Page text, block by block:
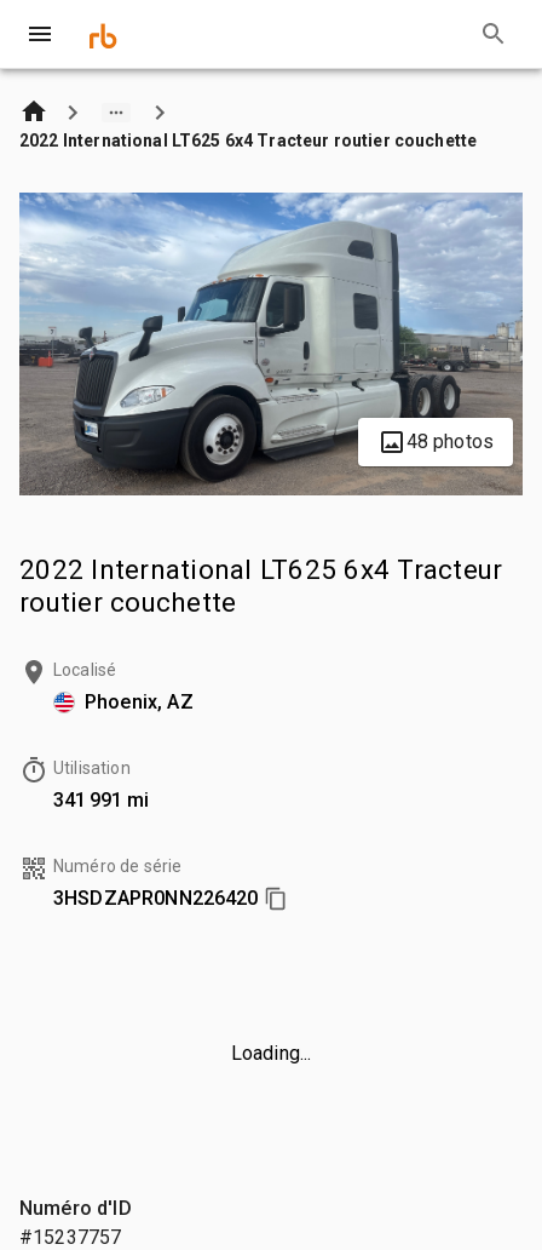
2022 International LT625 6x4 Tracteur routier couchette
48 photos
2022 International LT625 6x4 Tracteur
routier couchette
Localisé
Phoenix, AZ
Utilisation
341 991 mi
Numéro de série
3HSDZAPR0NN226420
Loading...
Numéro d'ID
#15237757